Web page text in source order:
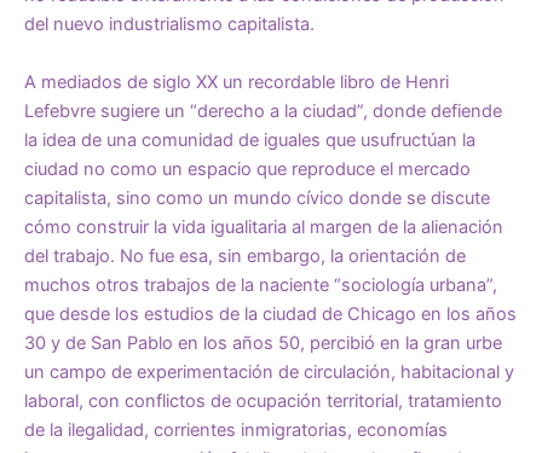
del nuevo industrialismo capitalista.
A mediados de siglo XX un recordable libro de Henri
Lefebvre sugiere un “derecho a la ciudad”, donde defiende
la idea de una comunidad de iguales que usufructúan la
ciudad no como un espacio que reproduce el mercado
capitalista, sino como un mundo cívico donde se discute
cómo construir la vida igualitaria al margen de la alienación
del trabajo. No fue esa, sin embargo, la orientación de
muchos otros trabajos de la naciente “sociología urbana”,
que desde los estudios de la ciudad de Chicago en los años
30 y de San Pablo en los años 50, percibió en la gran urbe
un campo de experimentación de circulación, habitacional y
laboral, con conflictos de ocupación territorial, tratamiento
de la ilegalidad, corrientes inmigratorias, economías